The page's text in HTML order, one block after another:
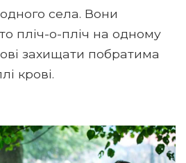
села. Вони
пліч-о-пліч на одному
захищати побратима
крові.